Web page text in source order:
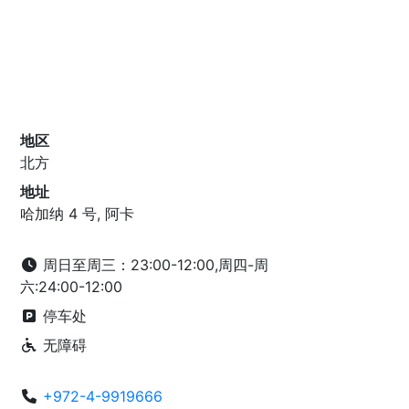
地区
北方
地址
哈加纳 4 号, 阿卡
周日至周三：23:00-12:00,周四-周
六:24:00-12:00
停车处
无障碍
+972-4-9919666